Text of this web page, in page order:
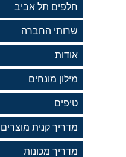
חלפים תל אביב
שרותי החברה
אודות
מילון מונחים
טיפים
מדריך קנית מוצרים
מדריך מכונות